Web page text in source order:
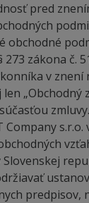
pred
obchodné
zákona č.
v znení
„Obchodný
zmluvy.
s.r.o.
predpisov,